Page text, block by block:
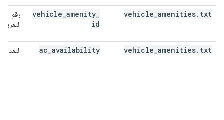
vehicle amenities. txt
vehicle amenity
id
رقم
التعريف
vehicle amenities. txt
ac availability التعداد